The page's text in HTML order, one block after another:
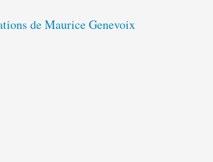
de Maurice Genevoix